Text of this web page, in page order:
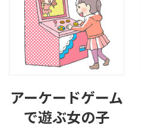
アーケードゲーム
で遊ぶ女の子